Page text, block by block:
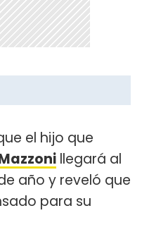
el hijo que
llegará al
año y reveló que
para su